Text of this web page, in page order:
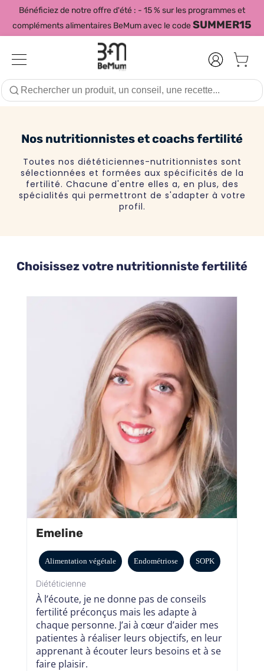
Bénéficiez de notre offre d'été : - 15 % sur les programmes et
compléments alimentaires BeMum avec le codeSUMMER15
Nos nutritionnistes et coachs fertilité
Toutes nos diététiciennes-nutritionnistes sont
sélectionnées et formées aux spécificités de la
fertilité. Chacune d'entre elles a, en plus, des
spécialités qui permettront de s'adapter à votre
profil.
Choisissez votre nutritionniste fertilité
Emeline
Alimentation végétale Endométriose SOPK
Diététicienne
À l’écoute, je ne donne pas de conseils
fertilité préconçus mais les adapte à
chaque personne. J’ai à cœur d’aider mes
patientes à réaliser leurs objectifs, en leur
apprenant à écouter leurs besoins et à se
faire plaisir.